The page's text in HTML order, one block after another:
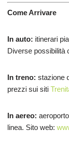
Come Arrivare
In auto: itinerari
Diverse possibilità
In treno: stazione
prezzi sui siti
In aereo:
linea. Sito web: